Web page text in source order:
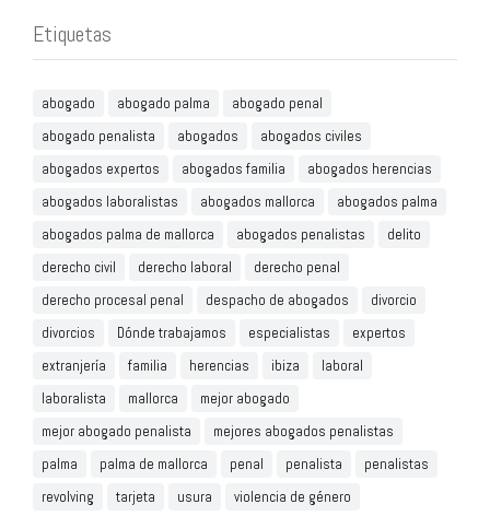
Etiquetas
abogado abogado palma
abogado penal
abogado penalista
abogados
abogados civiles
abogados expertos
abogados familia
abogados herencias
abogados laboralistas
abogados mallorca
abogados palma
abogados palma de mallorca
abogados penalistas
delito
derecho civil
derecho laboral
derecho penal
derecho procesal penal
despacho de abogados
divorcio
divorcios
Dónde trabajamos especialistas
expertos
extranjería
familia herencias ibiza
laboral
laboralista
mallorca
mejor abogado
mejor abogado penalista
mejores abogados penalistas
palma
palma de mallorca penal penalista
penalistas
revolving
tarjeta usura
violencia de género